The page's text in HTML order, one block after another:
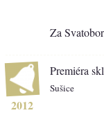
Za
2012
Premiéra
Sušice